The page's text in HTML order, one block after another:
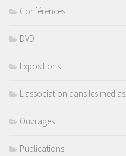
Conférences
DVD
Expositions
L'association dans les médias
Ouvrages
Publications